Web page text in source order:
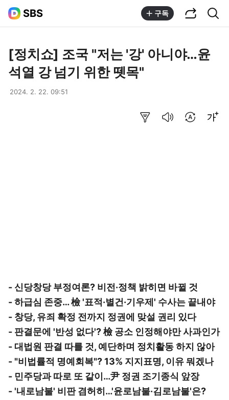
SBS 구독
[정치쇼] 조국 "저는 '강' 아니야…윤
석열 강 넘기 위한 뗏목"
2024. 2. 22. 09:51
- 신당창당 부정여론? 비전·정책 밝히면 바뀔 것
- 하급심 존중… 檢 '표적·별건·기우제' 수사는 끝내야
- 창당, 유죄 확정 전까지 정권에 맞설 권리 있다
- 판결문에 '반성 없다'? 檢 공소 인정해야만 사과인가
- 대법원 판결 따를 것, 예단하며 정치활동 하지 않아
- "비법률적 명예회복"? 13% 지지표명, 이유 뭐겠나
- 민주당과 따로 또 같이…尹 정권 조기종식 앞장
- '내로남불' 비판 겸허히…'윤로남불·김로남불'은?